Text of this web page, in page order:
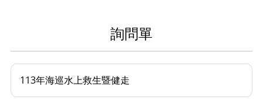
詢問單
113年海巡水上救生暨健走